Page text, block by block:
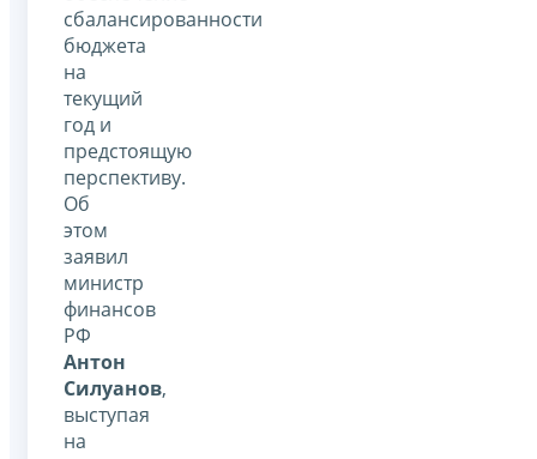
сбалансированности
бюджета
на
текущий
год и
предстоящую
перспективу.
Об
этом
заявил
министр
финансов
РФ
Антон
Силуанов,
выступая
на